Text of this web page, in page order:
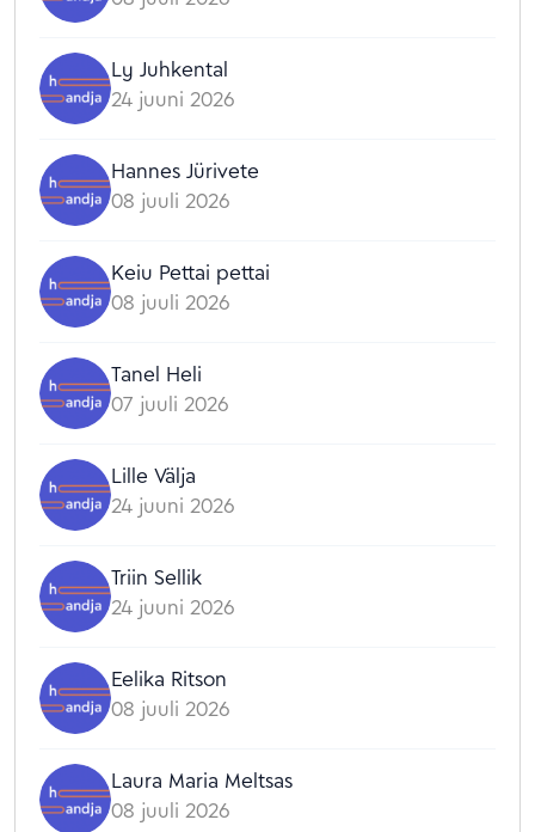
Ly Juhkental
24 juuni 2026
Hannes Jürivete
08 juuli 2026
Keiu Pettai pettai
08 juuli 2026
Tanel Heli
07 juuli 2026
Lille Välja
24 juuni 2026
Triin Sellik
24 juuni 2026
Eelika Ritson
08 juuli 2026
Laura Maria Meltsas
08 juuli 2026